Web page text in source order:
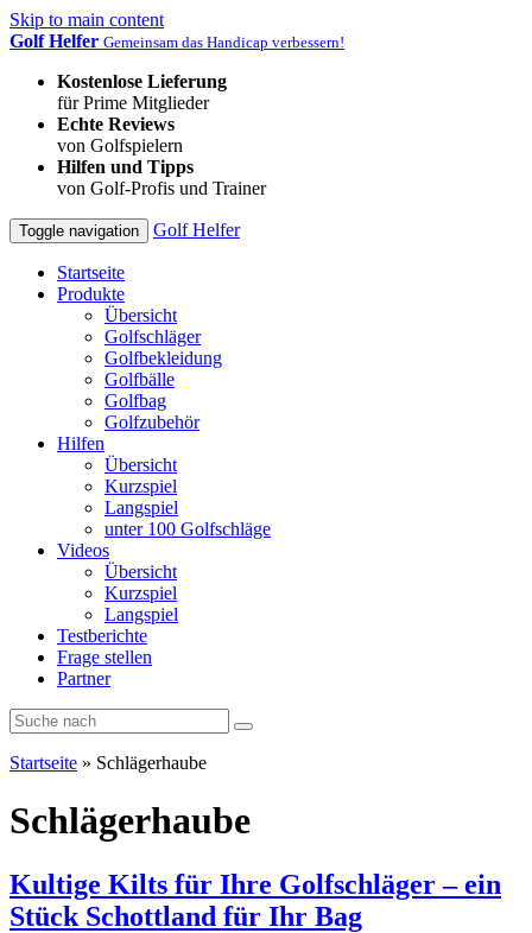
Skip to main content
Golf Helfer Gemeinsam das Handicap verbessern!
Kostenlose Lieferung
für Prime Mitglieder
Echte Reviews
von Golfspielern
Hilfen und Tipps
von Golf-Profis und Trainer
Toggle navigation Golf Helfer
Startseite
Produkte
Übersicht
Golfschläger
Golfbekleidung
Golfbälle
Golfbag
Golfzubehör
Hilfen
Übersicht
Kurzspiel
Langspiel
unter 100 Golfschläge
Videos
Übersicht
Kurzspiel
Langspiel
Testberichte
Frage stellen
Partner
Startseite » Schlägerhaube
Schlägerhaube
Kultige Kilts für Ihre Golfschläger – ein
Stück Schottland für Ihr Bag